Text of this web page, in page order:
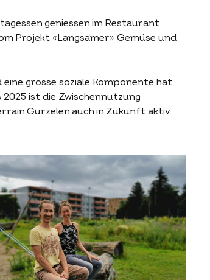
geniessen im Restaurant
Projekt «Langsamer» Gemüse und
grosse soziale Komponente hat
2025 ist die Zwischennutzung
Gurzelen auch in Zukunft aktiv